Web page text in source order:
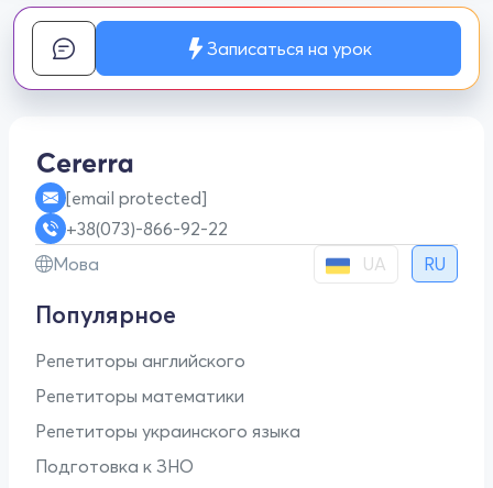
Записаться на урок
[email protected]
+38(073)-866-92-22
Мова
UA RU
Популярное
Репетиторы английского
Репетиторы математики
Репетиторы украинского языка
Подготовка к ЗНО